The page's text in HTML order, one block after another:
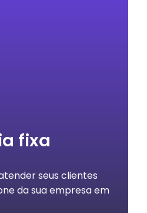
fixa
seus clientes
da sua empresa em